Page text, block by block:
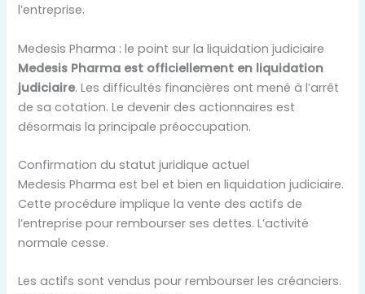
l’entreprise.
Medesis Pharma : le point sur la liquidation judiciaire
Medesis Pharma est officiellement en liquidation
judiciaire. Les difficultés financières ont mené à l’arrêt
de sa cotation. Le devenir des actionnaires est
désormais la principale préoccupation.
Confirmation du statut juridique actuel
Medesis Pharma est bel et bien en liquidation judiciaire.
Cette procédure implique la vente des actifs de
l’entreprise pour rembourser ses dettes. L’activité
normale cesse.
Les actifs sont vendus pour rembourser les créanciers.